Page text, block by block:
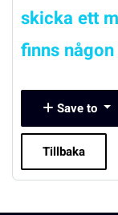
skicka ett
finns
Save to
Tillbaka